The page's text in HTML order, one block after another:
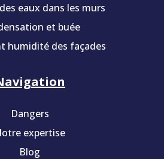
eaux dans les murs
et buée
humidité des façades
Dangers
expertise
Blog